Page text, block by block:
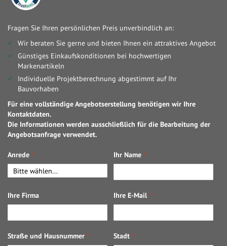
Fragen Sie Ihren persönlichen Preis unverbindlich an:
Wir beraten Sie gerne und bieten Ihnen ein attraktives Angebot
Günstiges Einkaufskonditionen bei hochwertigen
Markenartikeln
Individuelle Projektberechnung abgestimmt auf Ihr
Bauvorhaben
Für eine vollständige Angebotserstellung benötigen wir Ihre
Kontaktdaten.
Die Informationen werden ausschließlich für die Bearbeitung der
Angebotsanfrage verwendet.
Anrede Ihr Name
Ihre Firma Ihre E-Mail
Straße und Hausnummer Stadt